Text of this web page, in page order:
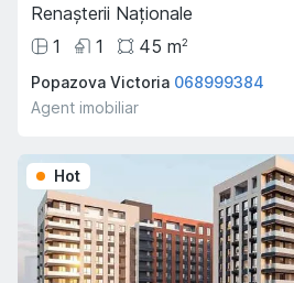
Renașterii Naționale
1
1 45 m2
Popazova Victoria 068999384
Agent imobiliar
Hot